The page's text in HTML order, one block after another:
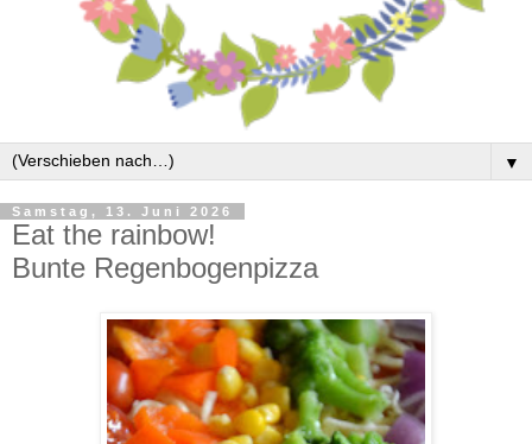
▼
Samstag, 13. Juni 2026
Eat the rainbow!
Bunte Regenbogenpizza